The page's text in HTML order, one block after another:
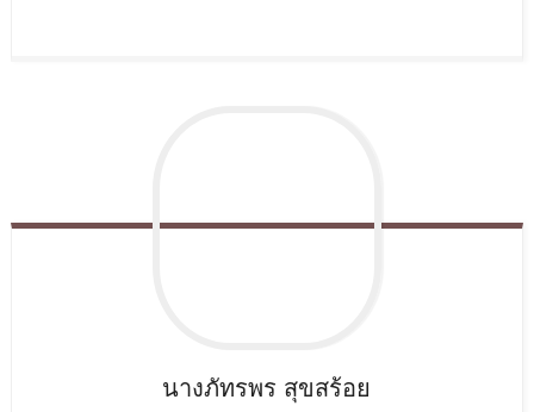
นางภัทรพร สุขสร้อย